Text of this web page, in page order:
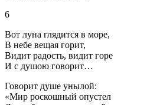
6
Вот луна глядится в море,
В небе вещая горит,
Видит радость, видит горе
И с душою говорит…
Говорит душе унылой:
«Мир роскошный опустел